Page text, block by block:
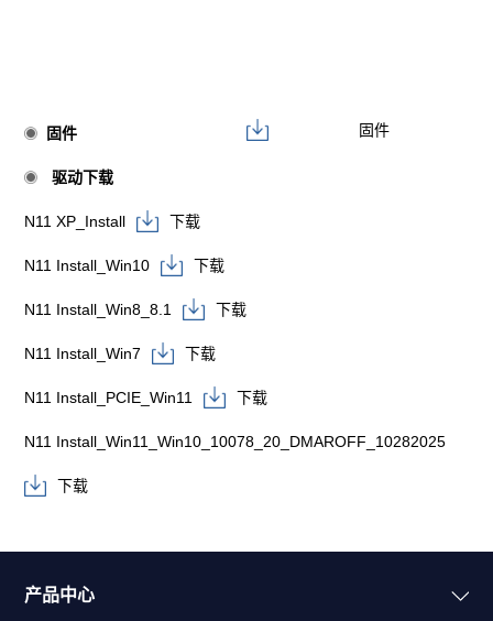
固件 固件
驱动下载
N11 XP_Install 下载
N11 Install_Win10 下载
N11 Install_Win8_8.1 下载
N11 Install_Win7 下载
N11 Install_PCIE_Win11 下载
N11 Install_Win11_Win10_10078_20_DMAROFF_10282025
下载
产品中心